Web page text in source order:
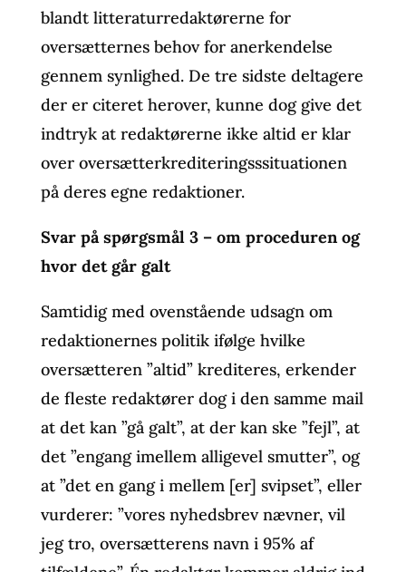
blandt litteraturredaktørerne for
oversætternes behov for anerkendelse
gennem synlighed. De tre sidste deltagere
der er citeret herover, kunne dog give det
indtryk at redaktørerne ikke altid er klar
over oversætterkrediteringsssituationen
på deres egne redaktioner.
Svar på spørgsmål 3 – om proceduren og
hvor det går galt
Samtidig med ovenstående udsagn om
redaktionernes politik ifølge hvilke
oversætteren ”altid” krediteres, erkender
de fleste redaktører dog i den samme mail
at det kan ”gå galt”, at der kan ske ”fejl”, at
det ”engang imellem alligevel smutter”, og
at ”det en gang i mellem [er] svipset”, eller
vurderer: ”vores nyhedsbrev nævner, vil
jeg tro, oversætterens navn i 95% af